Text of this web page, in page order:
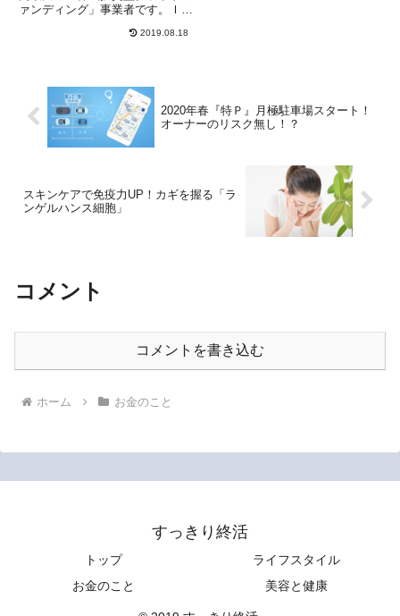
ァンディング」事業者です。ＩＰ
得できることから、プロの投資家
2019.08.18
2020年春『特Ｐ』月極駐車場スタート！
オーナーのリスク無し！？
スキンケアで免疫力UP！カギを握る「ラ
ンゲルハンス細胞」
コメント
コメントを書き込む
ホーム お金のこと
すっきり終活
トップ
ライフスタイル
お金のこと
美容と健康